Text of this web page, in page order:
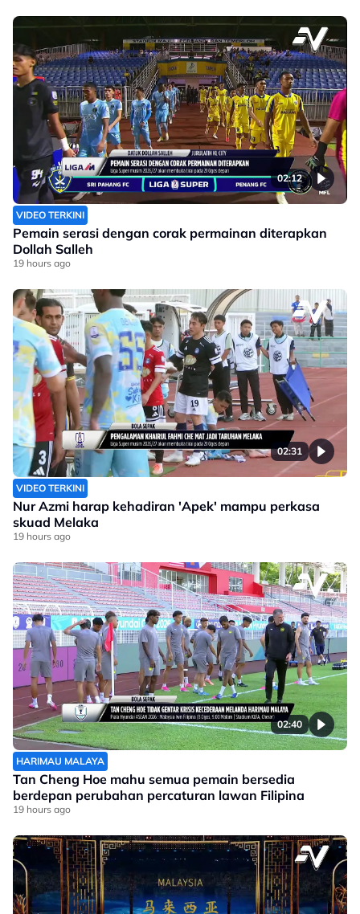
02:12
VIDEO TERKINI
Pemain serasi dengan corak permainan diterapkan
Dollah Salleh
19 hours ago
02:31
VIDEO TERKINI
Nur Azmi harap kehadiran 'Apek' mampu perkasa
skuad Melaka
19 hours ago
02:40
HARIMAU MALAYA
Tan Cheng Hoe mahu semua pemain bersedia
berdepan perubahan percaturan lawan Filipina
19 hours ago